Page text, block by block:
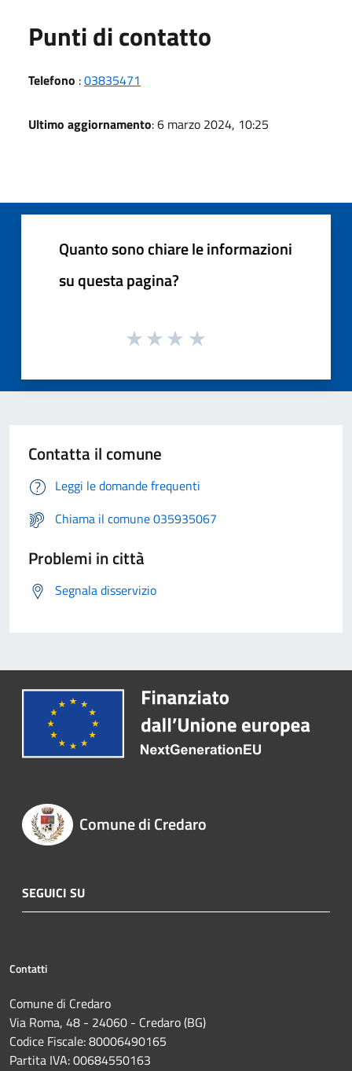
Punti di contatto
Telefono :03835471
Ultimo aggiornamento: 6 marzo 2024, 10:25
Quanto sono chiare le informazioni
su questa pagina?
Contatta il comune
Leggi le domande frequenti
Chiama il comune 035935067
Problemi in città
Segnala disservizio
Comune di Credaro
SEGUICI SU
Contatti
Comune di Credaro
Via Roma, 48 - 24060 - Credaro (BG)
Codice Fiscale: 80006490165
Partita IVA: 00684550163